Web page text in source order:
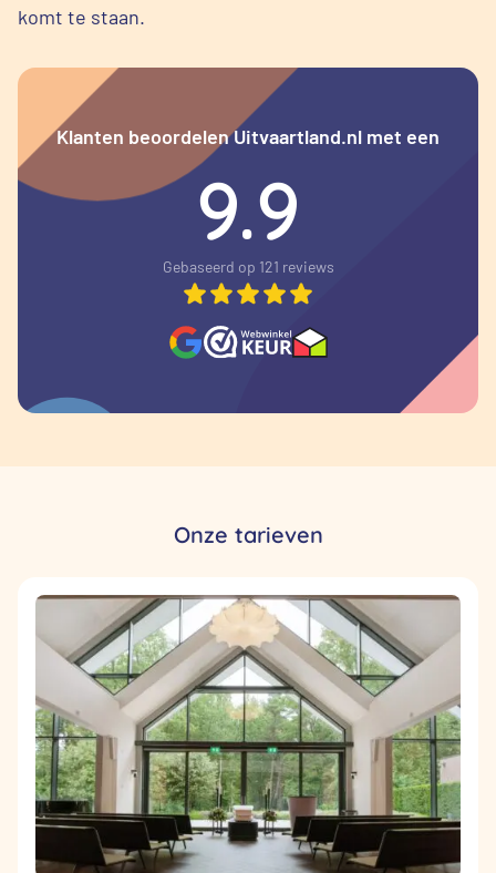
komt te staan.
Klanten beoordelen Uitvaartland.nl met een
9.9
Gebaseerd op 121 reviews
Onze tarieven